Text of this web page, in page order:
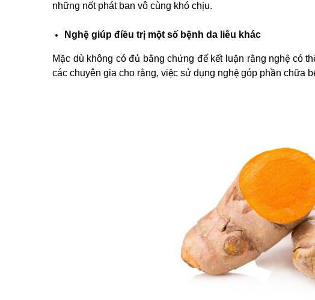
những nốt phát ban vô cùng khó chịu.
Nghệ giúp điều trị một số bệnh da liễu khác
Mặc dù không có đủ bằng chứng để kết luận rằng nghệ có
các chuyên gia cho rằng, việc sử dụng nghệ góp phần chữa